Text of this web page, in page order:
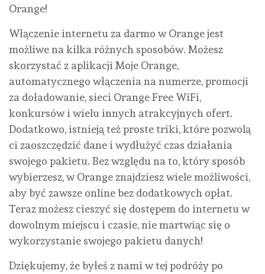
Orange!
Włączenie internetu za darmo w Orange jest
możliwe na kilka różnych sposobów. Możesz
skorzystać z aplikacji Moje Orange,
automatycznego włączenia na numerze, promocji
za doładowanie, sieci Orange Free WiFi,
konkursów i wielu innych atrakcyjnych ofert.
Dodatkowo, istnieją też proste triki, które pozwolą
ci zaoszczędzić dane i wydłużyć czas działania
swojego pakietu. Bez względu na to, który sposób
wybierzesz, w Orange znajdziesz wiele możliwości,
aby być zawsze online bez dodatkowych opłat.
Teraz możesz cieszyć się dostępem do internetu w
dowolnym miejscu i czasie, nie martwiąc się o
wykorzystanie swojego pakietu danych!
Dziękujemy, że byłeś z nami w tej podróży po